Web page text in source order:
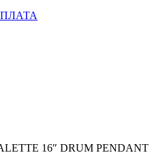
16″ DRUM PENDANT